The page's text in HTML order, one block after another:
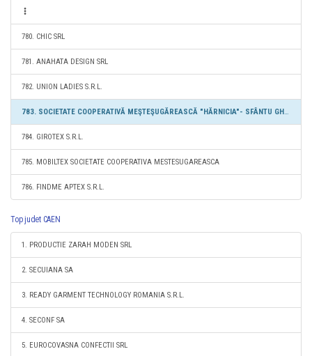
780. CHIC SRL
781. ANAHATA DESIGN SRL
782. UNION LADIES S.R.L.
783. SOCIETATE COOPERATIVĂ MEŞTEŞUGĂREASCĂ "HĂRNICIA"- SFÂNTU GHEORGHE
784. GIROTEX S.R.L.
785. MOBILTEX SOCIETATE COOPERATIVA MESTESUGAREASCA
786. FINDME APTEX S.R.L.
Top judet CAEN
1. PRODUCTIE ZARAH MODEN SRL
2. SECUIANA SA
3. READY GARMENT TECHNOLOGY ROMANIA S.R.L.
4. SECONF SA
5. EUROCOVASNA CONFECTII SRL